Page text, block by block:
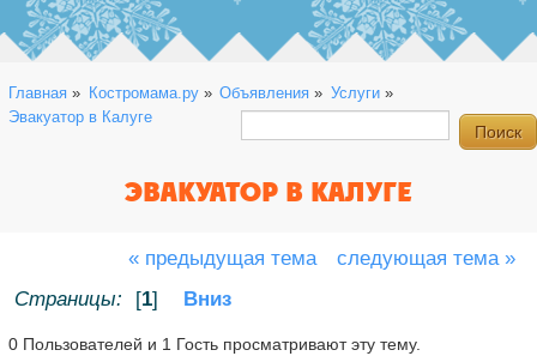
Главная » Костромама.ру» Объявления » Услуги»
Эвакуатор в Калуге
ЭВАКУАТОР В КАЛУГЕ
« предыдущая тема
следующая тема »
Страницы:
[1] Вниз
0 Пользователей и 1 Гость просматривают эту тему.